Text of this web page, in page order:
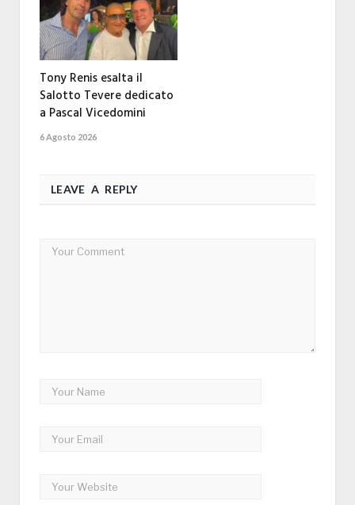
Tony Renis esalta il
Salotto Tevere dedicato
a Pascal Vicedomini
6 Agosto 2026
LEAVE A REPLY